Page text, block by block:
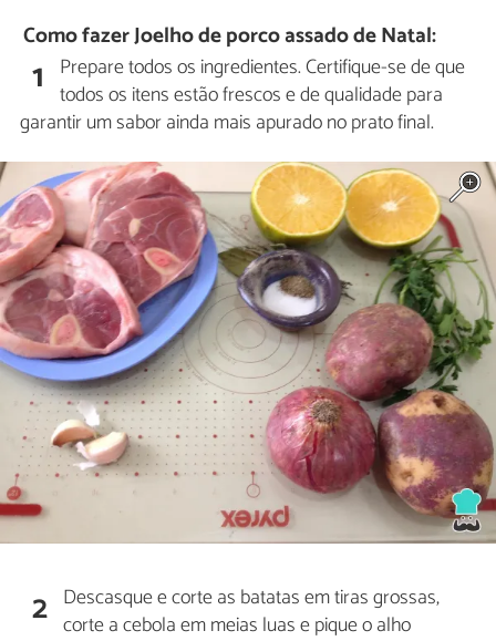
Como fazer Joelho de porco assado de Natal:
1 Prepare todos os ingredientes. Certifique-se de que
todos os itens estão frescos e de qualidade para
garantir um sabor ainda mais apurado no prato final.
2 Descasque e corte as batatas em tiras grossas,
corte a cebola em meias luas e pique o alho